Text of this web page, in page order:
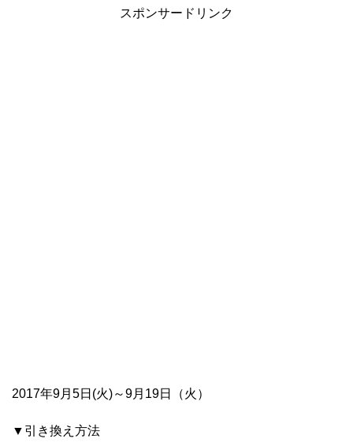
スポンサードリンク
2017年9月5日(火)～9月19日（火）
▼引き換え方法